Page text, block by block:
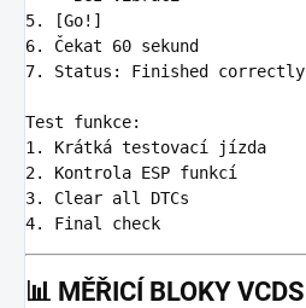
5.
6.
7.
Status: Finished correctly
1.
2.
3.
4.
📊 MĚŘICÍ BLOKY VCDS